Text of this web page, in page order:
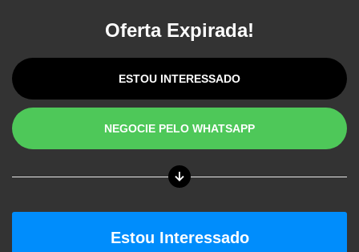
Oferta Expirada!
ESTOU INTERESSADO
NEGOCIE PELO WHATSAPP
Estou Interessado